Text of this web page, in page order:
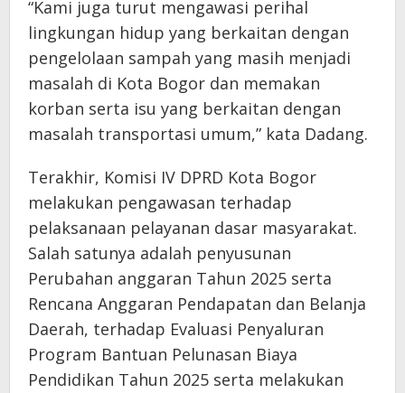
“Kami juga turut mengawasi perihal
lingkungan hidup yang berkaitan dengan
pengelolaan sampah yang masih menjadi
masalah di Kota Bogor dan memakan
korban serta isu yang berkaitan dengan
masalah transportasi umum,” kata Dadang.
Terakhir, Komisi IV DPRD Kota Bogor
melakukan pengawasan terhadap
pelaksanaan pelayanan dasar masyarakat.
Salah satunya adalah penyusunan
Perubahan anggaran Tahun 2025 serta
Rencana Anggaran Pendapatan dan Belanja
Daerah, terhadap Evaluasi Penyaluran
Program Bantuan Pelunasan Biaya
Pendidikan Tahun 2025 serta melakukan